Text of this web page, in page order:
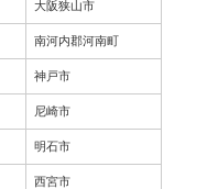
大阪狭山市
南河内郡河南町
神戸市
尼崎市
明石市
西宮市